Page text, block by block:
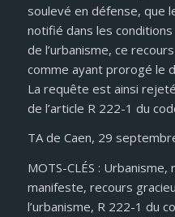
soulevé en défense, que
notifié dans les
de l’urbanisme, ce
comme ayant prorogé le
La requête est ainsi
de l’article R 222-1 du
TA de Caen, 29
MOTS-CLÉS :
manifeste, recours
l’urbanisme, R 222-1 du